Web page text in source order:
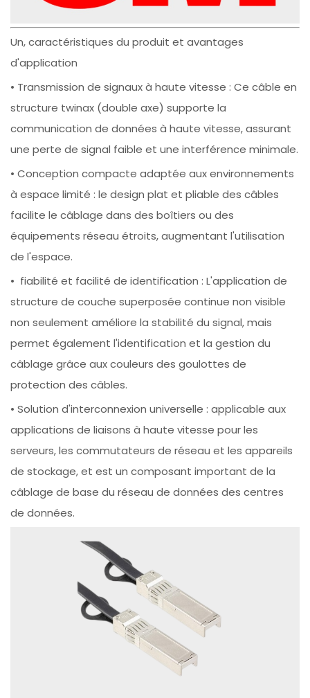
Un, caractéristiques du produit et avantages
d'application
• Transmission de signaux à haute vitesse : Ce câble en
structure twinax (double axe) supporte la
communication de données à haute vitesse, assurant
une perte de signal faible et une interférence minimale.
• Conception compacte adaptée aux environnements
à espace limité : le design plat et pliable des câbles
facilite le câblage dans des boîtiers ou des
équipements réseau étroits, augmentant l'utilisation
de l'espace.
• fiabilité et facilité de identification : L'application de
structure de couche superposée continue non visible
non seulement améliore la stabilité du signal, mais
permet également l'identification et la gestion du
câblage grâce aux couleurs des goulottes de
protection des câbles.
• Solution d'interconnexion universelle : applicable aux
applications de liaisons à haute vitesse pour les
serveurs, les commutateurs de réseau et les appareils
de stockage, et est un composant important de la
câblage de base du réseau de données des centres
de données.